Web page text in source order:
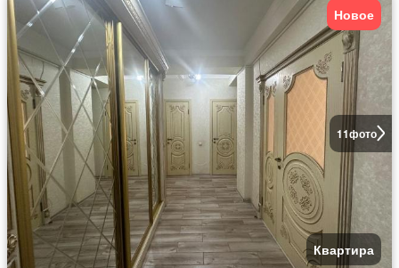
11фото
Новое
Квартира